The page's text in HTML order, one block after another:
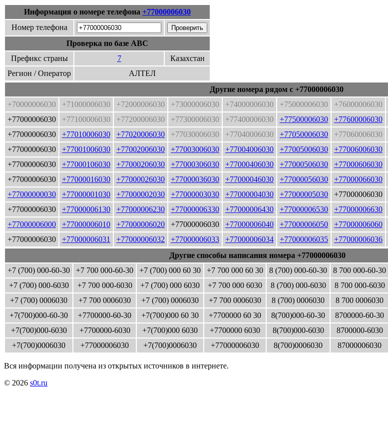
Информация о номере телефона +77000006030
Номер телефона
Проверка по базе ABC
Префикс страны
7
Казахстан
Регион / Оператор
АЛТЕЛ
Другие номера рядом с +77000006030
+70000006030
+71000006030 +72000006030 +73000006030 +74000006030 +75000006030 +76000006030
+77000006030
+77100006030 +77200006030 +77300006030 +77400006030 +77500006030 +77600006030
+77000006030
+77010006030 +77020006030 +77030006030 +77040006030 +77050006030 +77060006030
+77000006030
+77001006030 +77002006030 +77003006030 +77004006030 +77005006030 +77006006030
+77000006030
+77000106030 +77000206030 +77000306030 +77000406030 +77000506030 +77000606030
+77000006030
+77000016030 +77000026030 +77000036030 +77000046030 +77000056030 +77000066030
+77000000030
+77000001030 +77000002030 +77000003030 +77000004030 +77000005030 +77000006030
+77000006030
+77000006130 +77000006230 +77000006330 +77000006430 +77000006530 +77000006630
+77000006000
+77000006010 +77000006020 +77000006030 +77000006040 +77000006050 +77000006060
+77000006030
+77000006031 +77000006032 +77000006033 +77000006034 +77000006035 +77000006036
Другие способы написания номера +77000006030
+7 (700) 000-60-30
+7 700 000-60-30 +7 (700) 000 60 30 +7 700 000 60 30 8 (700) 000-60-30 8 700 000-60-30
+7 (700) 000-6030
+7 700 000-6030 +7 (700) 000 6030 +7 700 000 6030 8 (700) 000-6030 8 700 000-6030
+7 (700) 0006030
+7 700 0006030 +7 (700) 0006030 +7 700 0006030 8 (700) 0006030 8 700 0006030
+7(700)000-60-30
+7700000-60-30 +7(700)000 60 30 +7700000 60 30 8(700)000-60-30 8700000-60-30
+7(700)000-6030
+7700000-6030 +7(700)000 6030 +7700000 6030 8(700)000-6030 8700000-6030
+7(700)0006030
+77000006030 +7(700)0006030 +77000006030 8(700)0006030 87000006030
Вся информации получена из открытых источников в интернете.
© 2026 s0t.ru